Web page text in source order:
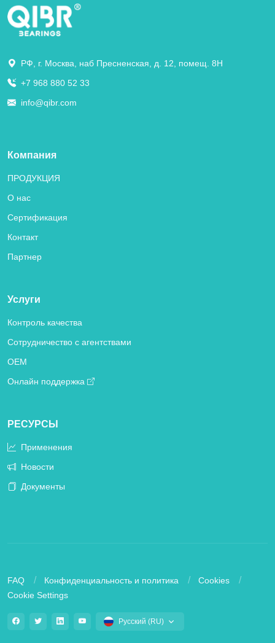
РФ, г. Москва, наб Пресненская, д. 12, помещ. 8Н
+7 968 880 52 33
info@qibr.com
Компания
ПРОДУКЦИЯ
О нас
Сертификация
Контакт
Партнер
Услуги
Контроль качества
Сотрудничество с агентствами
OEM
Онлайн поддержка
РЕСУРСЫ
Применения
Новости
Документы
FAQ Конфиденциальность и политика
Cookies
Cookie Settings
Русский (RU)